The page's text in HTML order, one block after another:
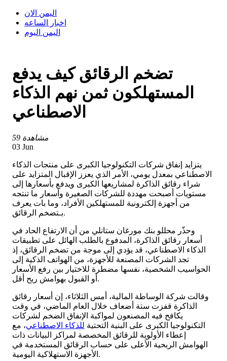
اليمن الان
اخبار الساعه
اليمن اليوم
تضخم الرقائق كيف يدفع
المستهلكون ثمن نهم الذكاء
الاصطناعي
59 مشاهدة
03 Jun
يتزايد إنفاق شركات التكنولوجيا الكبرى على منتجات الذكاء
الاصطناعي بمعدل يومي، الأمر الذي يعزز الإقبال المتزايد على
شراء رقائق الذاكرة لمشاريعها الكبرى ويدفع بأسعارها إلى
مستويات أصبحت مهددة للشركات الصغيرة وأسعار ما تنتجه
من أجهزة إلكترونية للمستهلكين الأفراد، وما بات يعرف
بـتضخم الرقائق.
وحذّر محللو بنك مورغان ستانلي من أن الارتفاع الحاد في
أسعار رقائق الذاكرة، المدفوع بالطلب الهائل على تطبيقات
الذكاء الاصطناعي، قد يؤدي إلى موجة من تضخم الرقائق، إذ
تجد الشركات المصنعة للأجهزة، من الهواتف الذكية إلى
الحواسيب الشخصية، نفسها مضطرة للاختيار بين رفع الأسعار
أو القبول بهوامش ربح أقل.
وقالت شركة الوساطة المالية، أمس الثلاثاء، إن أسعار رقائق
الذاكرة قفزت ستة أضعاف خلال العام الماضي، في وقت
يكافح فيه المصنعون لمواكبة الإنفاق الضخم لشركات
التكنولوجيا الكبرى على البنية التحتية للذكاء الاصطناعي، مع
إعطاء الأولوية للرقائق المخصصة لمراكز البيانات ذات
الهوامش الربحية الأعلى على حساب الرقائق المستخدمة في
الأجهزة الاستهلاكية اليومية.